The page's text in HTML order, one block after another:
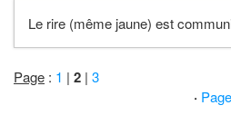
Le rire (même jaune) est
Page : 1 | 2 | 3
·